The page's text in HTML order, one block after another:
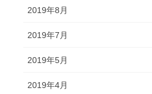
2019年8月
2019年7月
2019年5月
2019年4月